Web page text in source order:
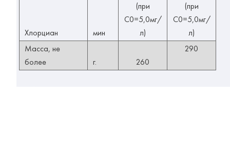
Хлорциан мин
(при
С0=5,0мг/
л)
(при
С0=5,0мг/
л)
Масса, не
более
г. 260
290